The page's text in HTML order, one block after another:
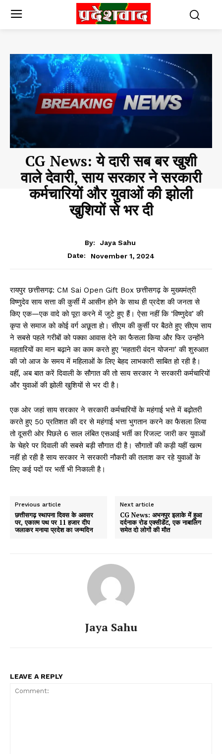
CG News: ये दारी सब बर खुशी
वाले देवारी, साय सरकार ने सरकारी
कर्मचारियों और युवाओं की झोली
खुशियों से भर दी
By:
Jaya Sahu
Date:
November 1, 2024
रायपुर छत्तीसगढ़: CM Sai Open Gift Box छत्तीसगढ़ के मुख्यमंत्री
विष्णुदेव साय सत्ता की कुर्सी में आसीन होने के साथ ही प्रदेश की जनता से
किए एक—एक वादे को पूरा करने में जुटे हुए हैं। ऐसा नहीं कि ‘विष्णुदेव’ की
कृपा से समाज को कोई वर्ग अछूता हो। सीएम की कुर्सी पर बैठते हुए सीएम साय
ने सबसे पहले गरीबों को पक्का आवास देने का फैसला किया और फिर उन्होंने
महतारियों का मान बढ़ाने का काम करते हुए ‘महतारी वंदन योजना’ की शुरुआत
की जो आज के समय में महिलाओं के लिए बेहद लाभकारी साबित हो रही है।
वहीं, अब बात करें दिवाली के सौगात की तो साय सरकार ने सरकारी कर्मचारियों
और युवाओं की झोली खुशियों से भर दी है।
एक ओर जहां साय सरकार ने सरकारी कर्मचारियों के महंगाई भत्ते में बढ़ोतरी
करते हुए 50 प्रतिशत की दर से महंगाई भत्ता भुगतान करने का फैसला लिया
तो दूसरी ओर पिछले 6 साल लंबित एसआई भर्ती का रिजल्ट जारी कर युवाओं
के चेहरे पर दिवाली की सबसे बड़ी सौगात दी है। सौगातों की कड़ी यहीं खत्म
नहीं हो रही है साय सरकार ने सरकारी नौकरी की तलाश कर रहे युवाओं के
लिए कई पदों पर भर्ती भी निकाली है।
Previous article
छत्तीसगढ़ स्थापना दिवस के अवसर
पर, एकात्‍म पथ पर 11 हजार दीप
जलाकर मनाया प्रदेश का जन्‍मदिन
Next article
CG News: अभनपुर इलाके में हुआ
दर्दनाक रोड एक्सीडेंट, एक नाबालिग
समेत दो लोगों की मौत
Jaya Sahu
LEAVE A REPLY